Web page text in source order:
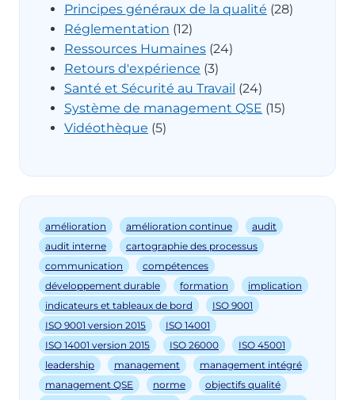
Principes généraux de la qualité (28)
Réglementation (12)
Ressources Humaines (24)
Retours d'expérience (3)
Santé et Sécurité au Travail (24)
Système de management QSE (15)
Vidéothèque (5)
amélioration amélioration continue
audit
audit interne
cartographie des processus
communication
compétences
développement durable
formation
implication
indicateurs et tableaux de bord
ISO 9001
ISO 9001 version 2015
ISO 14001
ISO 14001 version 2015
ISO 26000
ISO 45001
leadership
management
management intégré
management QSE
norme
objectifs qualité